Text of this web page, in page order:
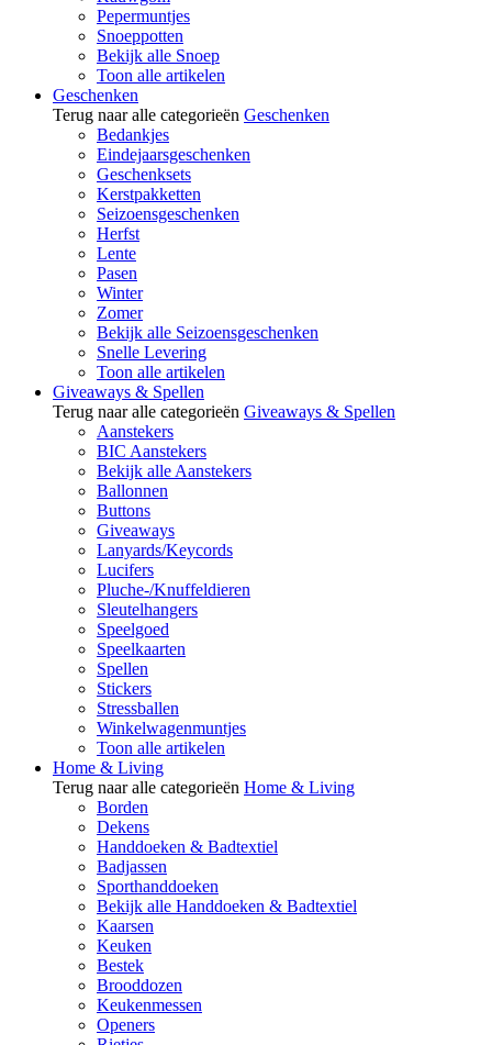
Pepermuntjes
Snoeppotten
Bekijk alle Snoep
Toon alle artikelen
Geschenken
Terug naar alle categorieën Geschenken
Bedankjes
Eindejaarsgeschenken
Geschenksets
Kerstpakketten
Seizoensgeschenken
Herfst
Lente
Pasen
Winter
Zomer
Bekijk alle Seizoensgeschenken
Snelle Levering
Toon alle artikelen
Giveaways & Spellen
Terug naar alle categorieën Giveaways & Spellen
Aanstekers
BIC Aanstekers
Bekijk alle Aanstekers
Ballonnen
Buttons
Giveaways
Lanyards/Keycords
Lucifers
Pluche-/Knuffeldieren
Sleutelhangers
Speelgoed
Speelkaarten
Spellen
Stickers
Stressballen
Winkelwagenmuntjes
Toon alle artikelen
Home & Living
Terug naar alle categorieën Home & Living
Borden
Dekens
Handdoeken & Badtextiel
Badjassen
Sporthanddoeken
Bekijk alle Handdoeken & Badtextiel
Kaarsen
Keuken
Bestek
Brooddozen
Keukenmessen
Openers